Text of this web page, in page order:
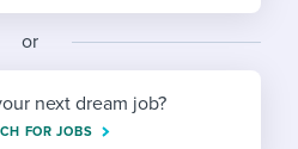
compliance
and attracting people
an employer brand
by-step tutorials
ebooks & reports
development
working life
career resources
Start a free trial
or
next dream job?
FOR JOBS